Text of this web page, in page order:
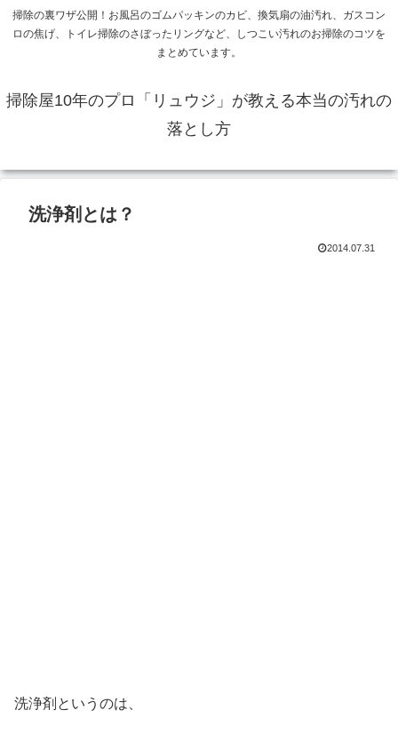
掃除の裏ワザ公開！お風呂のゴムパッキンのカビ、換気扇の油汚れ、ガスコン
ロの焦げ、トイレ掃除のさぼったリングなど、しつこい汚れのお掃除のコツを
まとめています。
掃除屋10年のプロ「リュウジ」が教える本当の汚れの
落とし方
洗浄剤とは？
2014.07.31
洗浄剤というのは、